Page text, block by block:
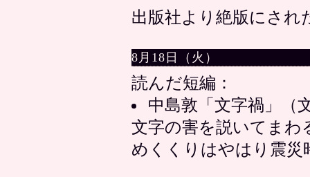
出版社より絶版にされ
8月18日（火）
読んだ短編：
中島敦「文字禍」（
文字の害を説いてまわ
めくくりはやはり震災